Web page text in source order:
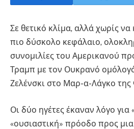
Σε θετικό κλίμα, αλλά χωρίς να
πιο δύσκολο κεφάλαιο,
συνομιλίες του Αμερικανού
Τραμπ με τον Ουκρανό
Ζελένσκι στο Μαρ-α-Λάγκο της
Οι δύο ηγέτες έκαναν λόγο για
«ουσιαστική» πρόοδο προς